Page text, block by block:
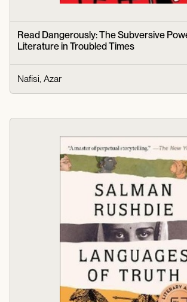
Read Dangerously: The Subversive
Literature in Troubled Times
Nafisi, Azar